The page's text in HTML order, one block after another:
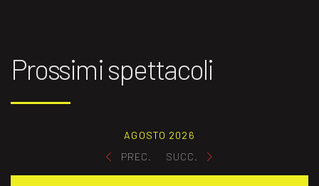
Prossimi spettacoli
PREC.
AGOSTO 2026
SUCC.